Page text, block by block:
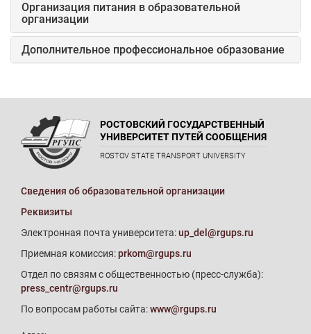
Организация питания в образовательной
организации
Дополнительное профессиональное образование
РОСТОВСКИЙ ГОСУДАРСТВЕННЫЙ
УНИВЕРСИТЕТ ПУТЕЙ СООБЩЕНИЯ
ROSTOV STATE TRANSPORT UNIVERSITY
Сведения об образовательной организации
Реквизиты
Электронная почта университета:up_del@rgups.ru
Приемная комиссия:prkom@rgups.ru
Отдел по связям с общественностью (пресс-служба):
press_centr@rgups.ru
По вопросам работы сайта:www@rgups.ru